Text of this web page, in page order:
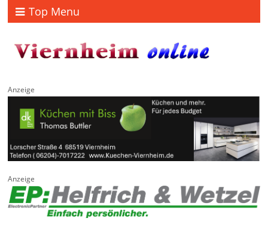
Top Menu
Anzeige
Anzeige